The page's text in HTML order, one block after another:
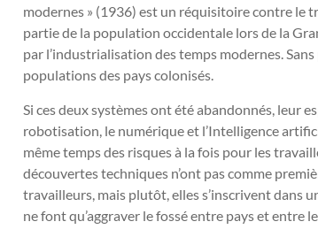
modernes » (1936) est un réquisitoire contre le
partie de la population occidentale lors de la
par l’industrialisation des temps modernes.
populations des pays colonisés.
Si ces deux systèmes ont été abandonnés, leur
robotisation, le numérique et l’Intelligence
même temps des risques à la fois pour les
découvertes techniques n’ont pas comme
travailleurs, mais plutôt, elles s’inscrivent dans
ne font qu’aggraver le fossé entre pays et entre